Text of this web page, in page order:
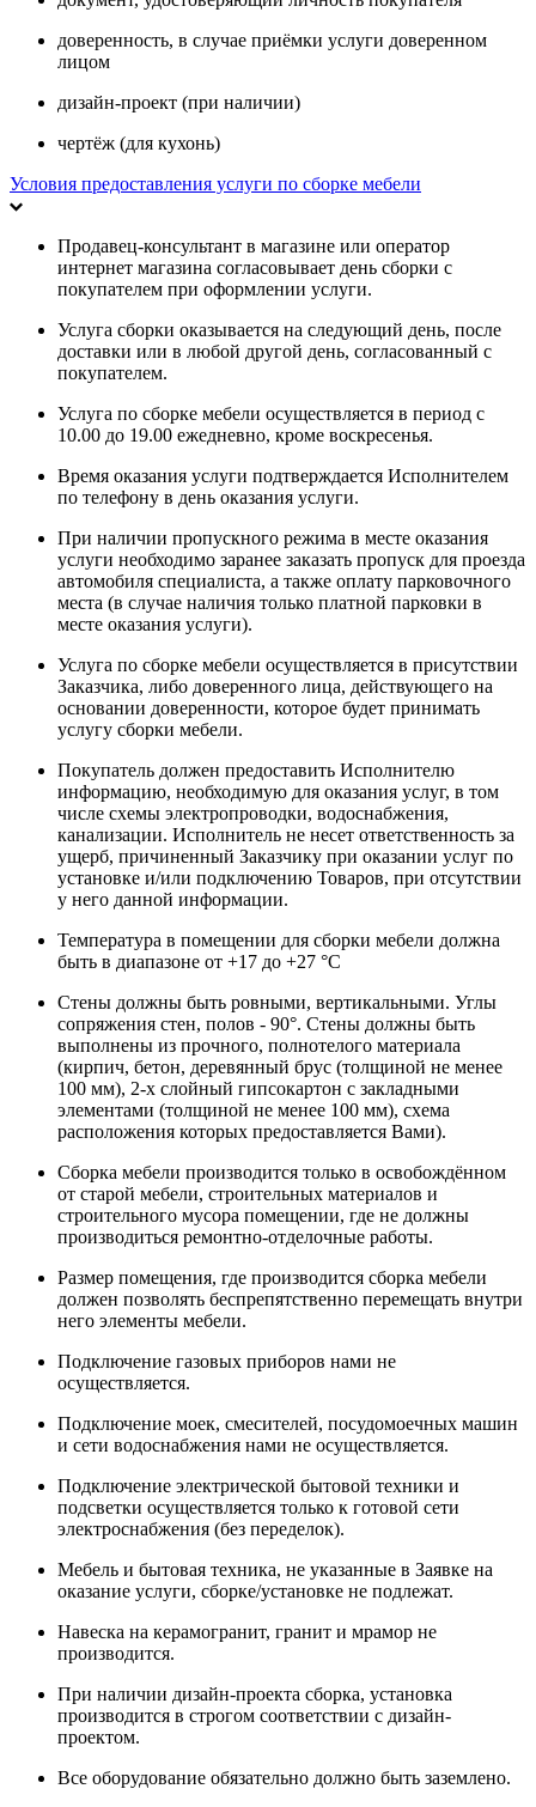
доверенность, в случае приёмки услуги доверенном
лицом
дизайн-проект (при наличии)
чертёж (для кухонь)
Условия предоставления услуги по сборке мебели
Продавец-консультант в магазине или оператор
интернет магазина согласовывает день сборки с
покупателем при оформлении услуги.
Услуга сборки оказывается на следующий день, после
доставки или в любой другой день, согласованный с
покупателем.
Услуга по сборке мебели осуществляется в период с
10.00 до 19.00 ежедневно, кроме воскресенья.
Время оказания услуги подтверждается Исполнителем
по телефону в день оказания услуги.
При наличии пропускного режима в месте оказания
услуги необходимо заранее заказать пропуск для проезда
автомобиля специалиста, а также оплату парковочного
места (в случае наличия только платной парковки в
месте оказания услуги).
Услуга по сборке мебели осуществляется в присутствии
Заказчика, либо доверенного лица, действующего на
основании доверенности, которое будет принимать
услугу сборки мебели.
Покупатель должен предоставить Исполнителю
информацию, необходимую для оказания услуг, в том
числе схемы электропроводки, водоснабжения,
канализации. Исполнитель не несет ответственность за
ущерб, причиненный Заказчику при оказании услуг по
установке и/или подключению Товаров, при отсутствии
у него данной информации.
Температура в помещении для сборки мебели должна
быть в диапазоне от +17 до +27 °С
Стены должны быть ровными, вертикальными. Углы
сопряжения стен, полов - 90°. Стены должны быть
выполнены из прочного, полнотелого материала
(кирпич, бетон, деревянный брус (толщиной не менее
100 мм), 2-х слойный гипсокартон с закладными
элементами (толщиной не менее 100 мм), схема
расположения которых предоставляется Вами).
Сборка мебели производится только в освобождённом
от старой мебели, строительных материалов и
строительного мусора помещении, где не должны
производиться ремонтно-отделочные работы.
Размер помещения, где производится сборка мебели
должен позволять беспрепятственно перемещать внутри
него элементы мебели.
Подключение газовых приборов нами не
осуществляется.
Подключение моек, смесителей, посудомоечных машин
и сети водоснабжения нами не осуществляется.
Подключение электрической бытовой техники и
подсветки осуществляется только к готовой сети
электроснабжения (без переделок).
Мебель и бытовая техника, не указанные в Заявке на
оказание услуги, сборке/установке не подлежат.
Навеска на керамогранит, гранит и мрамор не
производится.
При наличии дизайн-проекта сборка, установка
производится в строгом соответствии с дизайн-
проектом.
Все оборудование обязательно должно быть заземлено.